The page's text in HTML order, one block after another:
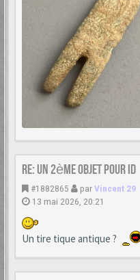
Re: Un 2ème objet pour ID
#1882865 parVincent 29
13 mai 2026, 20:21
Un tire tique antique ?